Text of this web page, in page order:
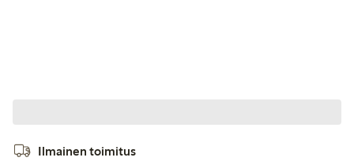
Ilmainen toimitus